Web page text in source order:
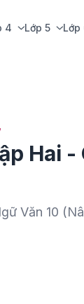
4 Lớp 5 Lớp
Hai
Văn 10